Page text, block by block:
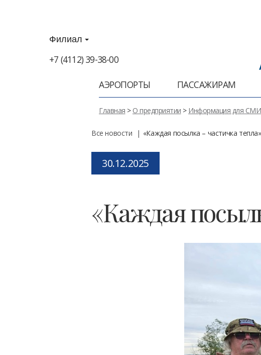
Филиал
+7 (4112) 39-38-00
АЭРОПОРТЫ ПАССАЖИРАМ
Главная > О предприятии > Информация для СМИ
Все новости «Каждая посылка – частичка тепла»
Posted
30.12.2025
«Каждая